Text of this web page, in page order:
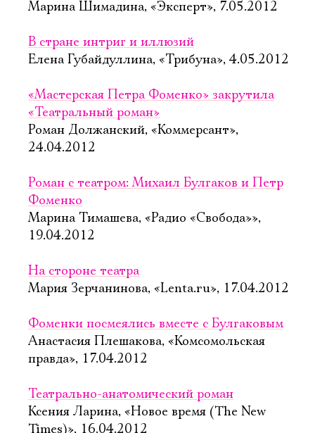
Марина Шимадина, «Эксперт», 7.05.2012
В стране интриг и иллюзий
Елена Губайдуллина, «Трибуна», 4.05.2012
«Мастерская Петра Фоменко» закрутила
«Театральный роман»
Роман Должанский, «Коммерсант»,
24.04.2012
Роман с театром: Михаил Булгаков и Петр
Фоменко
Марина Тимашева, «Радио «Свобода»»,
19.04.2012
На стороне театра
Мария Зерчанинова, «Lenta.ru», 17.04.2012
Фоменки посмеялись вместе с Булгаковым
Анастасия Плешакова, «Комсомольская
правда», 17.04.2012
Театрально-анатомический роман
Ксения Ларина, «Новое время (The New
Times)», 16.04.2012